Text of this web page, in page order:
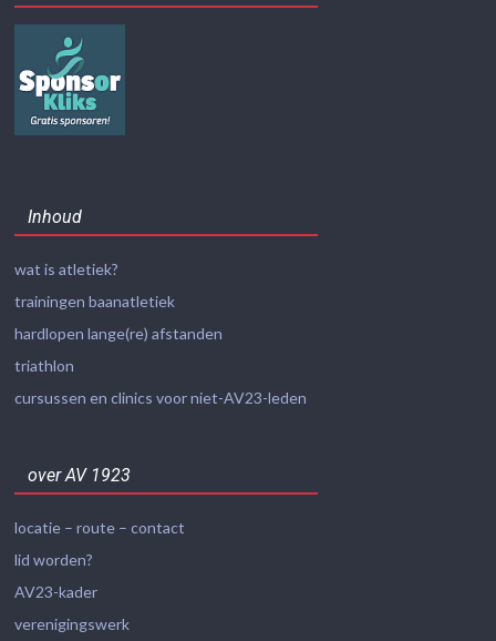
Inhoud
wat is atletiek?
trainingen baanatletiek
hardlopen lange(re) afstanden
triathlon
cursussen en clinics voor niet-AV23-leden
over AV 1923
locatie – route – contact
lid worden?
AV23-kader
verenigingswerk